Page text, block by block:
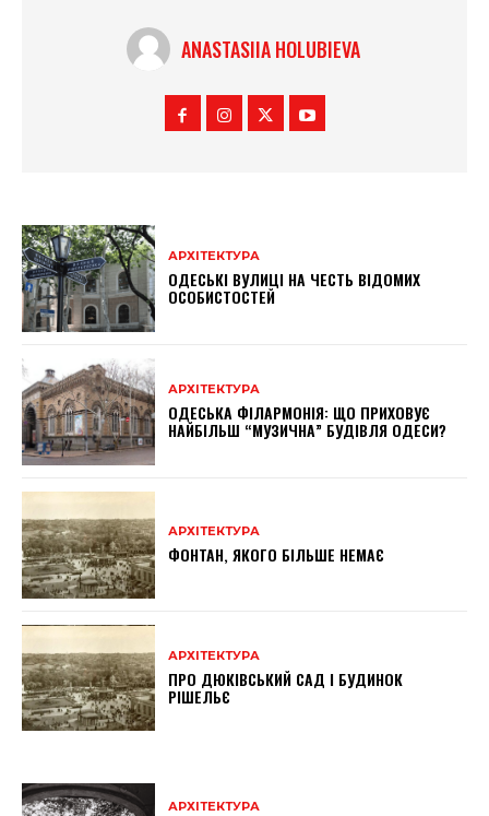
ANASTASIIA HOLUBIEVA
АРХІТЕКТУРА
ОДЕСЬКІ ВУЛИЦІ НА ЧЕСТЬ ВІДОМИХ
ОСОБИСТОСТЕЙ
АРХІТЕКТУРА
ОДЕСЬКА ФІЛАРМОНІЯ: ЩО ПРИХОВУЄ
НАЙБІЛЬШ “МУЗИЧНА” БУДІВЛЯ ОДЕСИ?
АРХІТЕКТУРА
ФОНТАН, ЯКОГО БІЛЬШЕ НЕМАЄ
АРХІТЕКТУРА
ПРО ДЮКІВСЬКИЙ САД І БУДИНОК
РІШЕЛЬЄ
АРХІТЕКТУРА